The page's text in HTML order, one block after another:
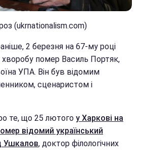
(ukrnationalism.com)
2 березня на 67-му році
помер Василь Портяк,
УПА. Він був відомим
сценаристом і
те, що 25 лютого у Харкові на
відомий український
Ушкалов, доктор філологічних